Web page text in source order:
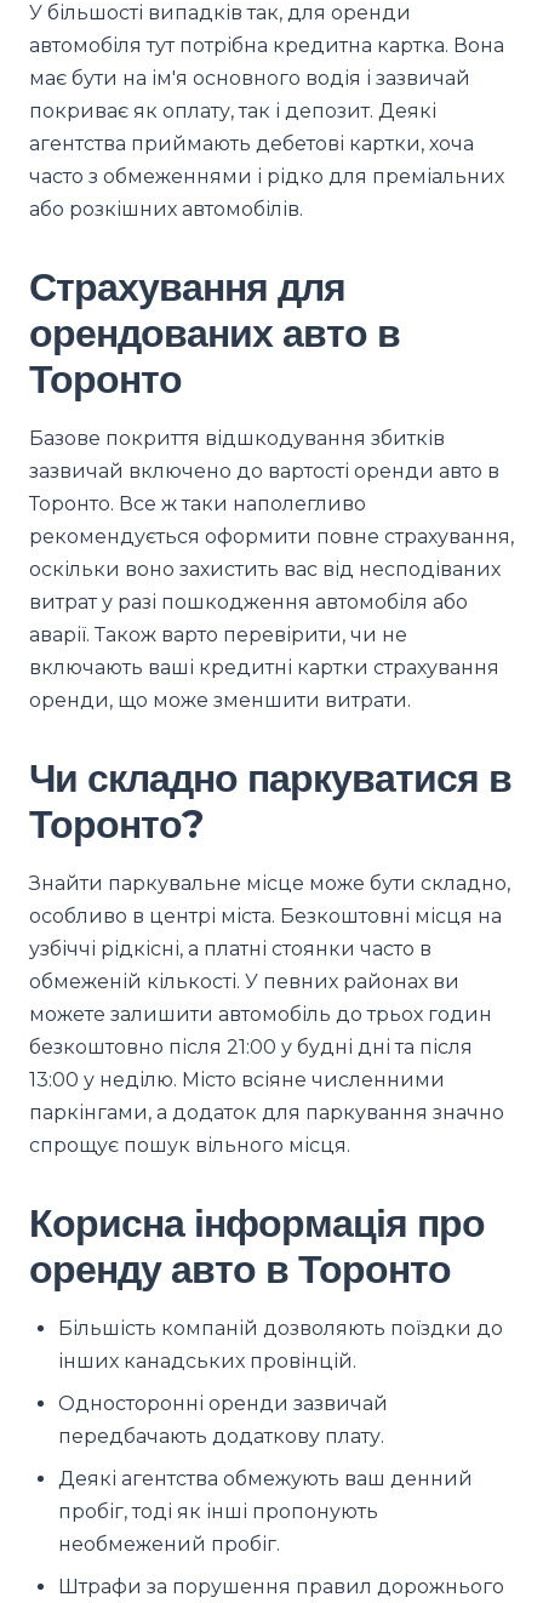
У більшості випадків так, для оренди
автомобіля тут потрібна кредитна картка. Вона
має бути на ім'я основного водія і зазвичай
покриває як оплату, так і депозит. Деякі
агентства приймають дебетові картки, хоча
часто з обмеженнями і рідко для преміальних
або розкішних автомобілів.
Страхування для
орендованих авто в
Торонто
Базове покриття відшкодування збитків
зазвичай включено до вартості оренди авто в
Торонто. Все ж таки наполегливо
рекомендується оформити повне страхування,
оскільки воно захистить вас від несподіваних
витрат у разі пошкодження автомобіля або
аварії. Також варто перевірити, чи не
включають ваші кредитні картки страхування
оренди, що може зменшити витрати.
Чи складно паркуватися в
Торонто?
Знайти паркувальне місце може бути складно,
особливо в центрі міста. Безкоштовні місця на
узбіччі рідкісні, а платні стоянки часто в
обмеженій кількості. У певних районах ви
можете залишити автомобіль до трьох годин
безкоштовно після 21:00 у будні дні та після
13:00 у неділю. Місто всіяне численними
паркінгами, а додаток для паркування значно
спрощує пошук вільного місця.
Корисна інформація про
оренду авто в Торонто
Більшість компаній дозволяють поїздки до
інших канадських провінцій.
Односторонні оренди зазвичай
передбачають додаткову плату.
Деякі агентства обмежують ваш денний
пробіг, тоді як інші пропонують
необмежений пробіг.
Штрафи за порушення правил дорожнього